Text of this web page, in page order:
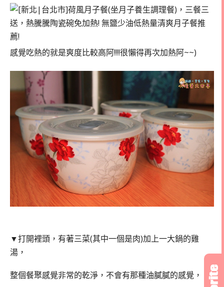
感覺吃熱的就是爽度比較高阿!!!!很懶得再次加熱阿~~)
▼打開裡頭，有著三菜(其中一個是肉)加上一大鍋的雞
湯，
整個餐聚感覺非常的乾淨，不會有那種油膩膩的感覺，